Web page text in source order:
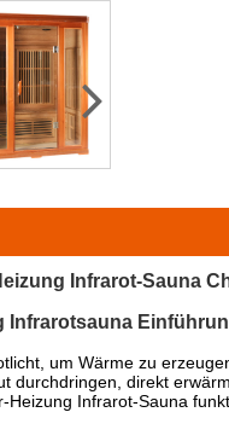
Infrarot-Sauna
Infrarotsauna
um Wärme zu
durchdringen, direkt
Infrarot-Sauna